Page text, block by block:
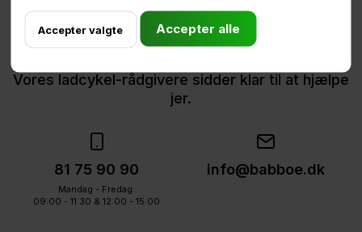
eller ladcykel vejledning?
Vores ladcykel-rådgivere sidder klar til at hjælpe
jer.
81 75 90 90
Mandag - Fredag:
09:00 - 11:30 & 12:00 - 15:00
info@babboe.dk